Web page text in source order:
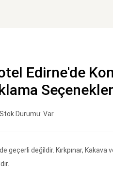
Edirne'de
Stok Durumu: Var
geçerli değildir. Kırkpınar, Kakava